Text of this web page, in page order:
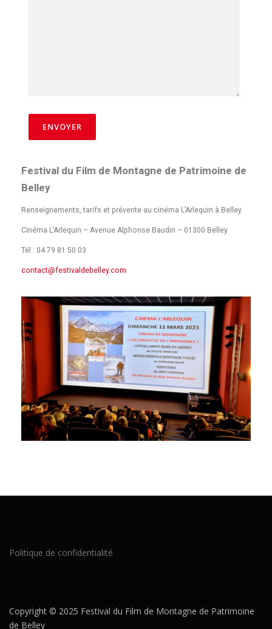
Festival du Film de Montagne de Patrimoine de
Belley
Renseignements, tarifs et prévente au cinéma L’Arlequin à Belley.
Cinéma L’Arlequin – Avenue Alphonse Baudin – 01300 Belley
Tél : 04 79 81 50 03
contact@festivaldebelley.com
Politique de confidentialité
Copyright © 2025 Festival du Film de Montagne de Patrimoine
de Belley